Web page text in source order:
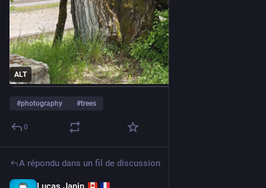
ALT
#photography #trees
0
A répondu dans un fil de discussion